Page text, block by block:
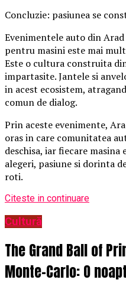
Concluzie: pasiunea se
Evenimentele auto din
pentru masini este mai
Este o cultura construita
impartasite. Jantele si
in acest ecosistem,
comun de dialog.
Prin aceste evenimente,
oras in care comunitatea
deschisa, iar fiecare masina
alegeri, pasiune si dorinta
roti.
Citeste in continuare
Cultură
The Grand Ball of
Monte-Carlo: O